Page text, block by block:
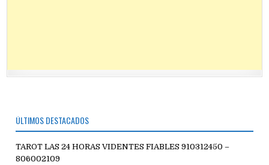
ÚLTIMOS DESTACADOS
TAROT LAS 24 HORAS VIDENTES FIABLES 910312450 –
806002109